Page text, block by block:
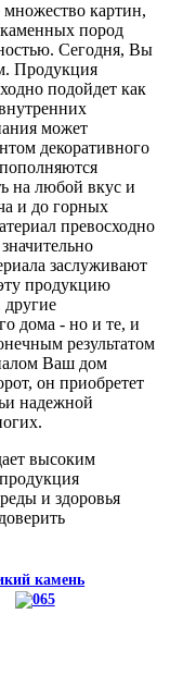
картин,
каменных пород
Сегодня, Вы
Продукция
подойдет как
может
декоративного
на любой вкус и
и до горных
превосходно
заслуживают
продукцию
другие
дома - но и те, и
результатом
Ваш дом
он приобретет
надежной
высоким
и здоровья
камень